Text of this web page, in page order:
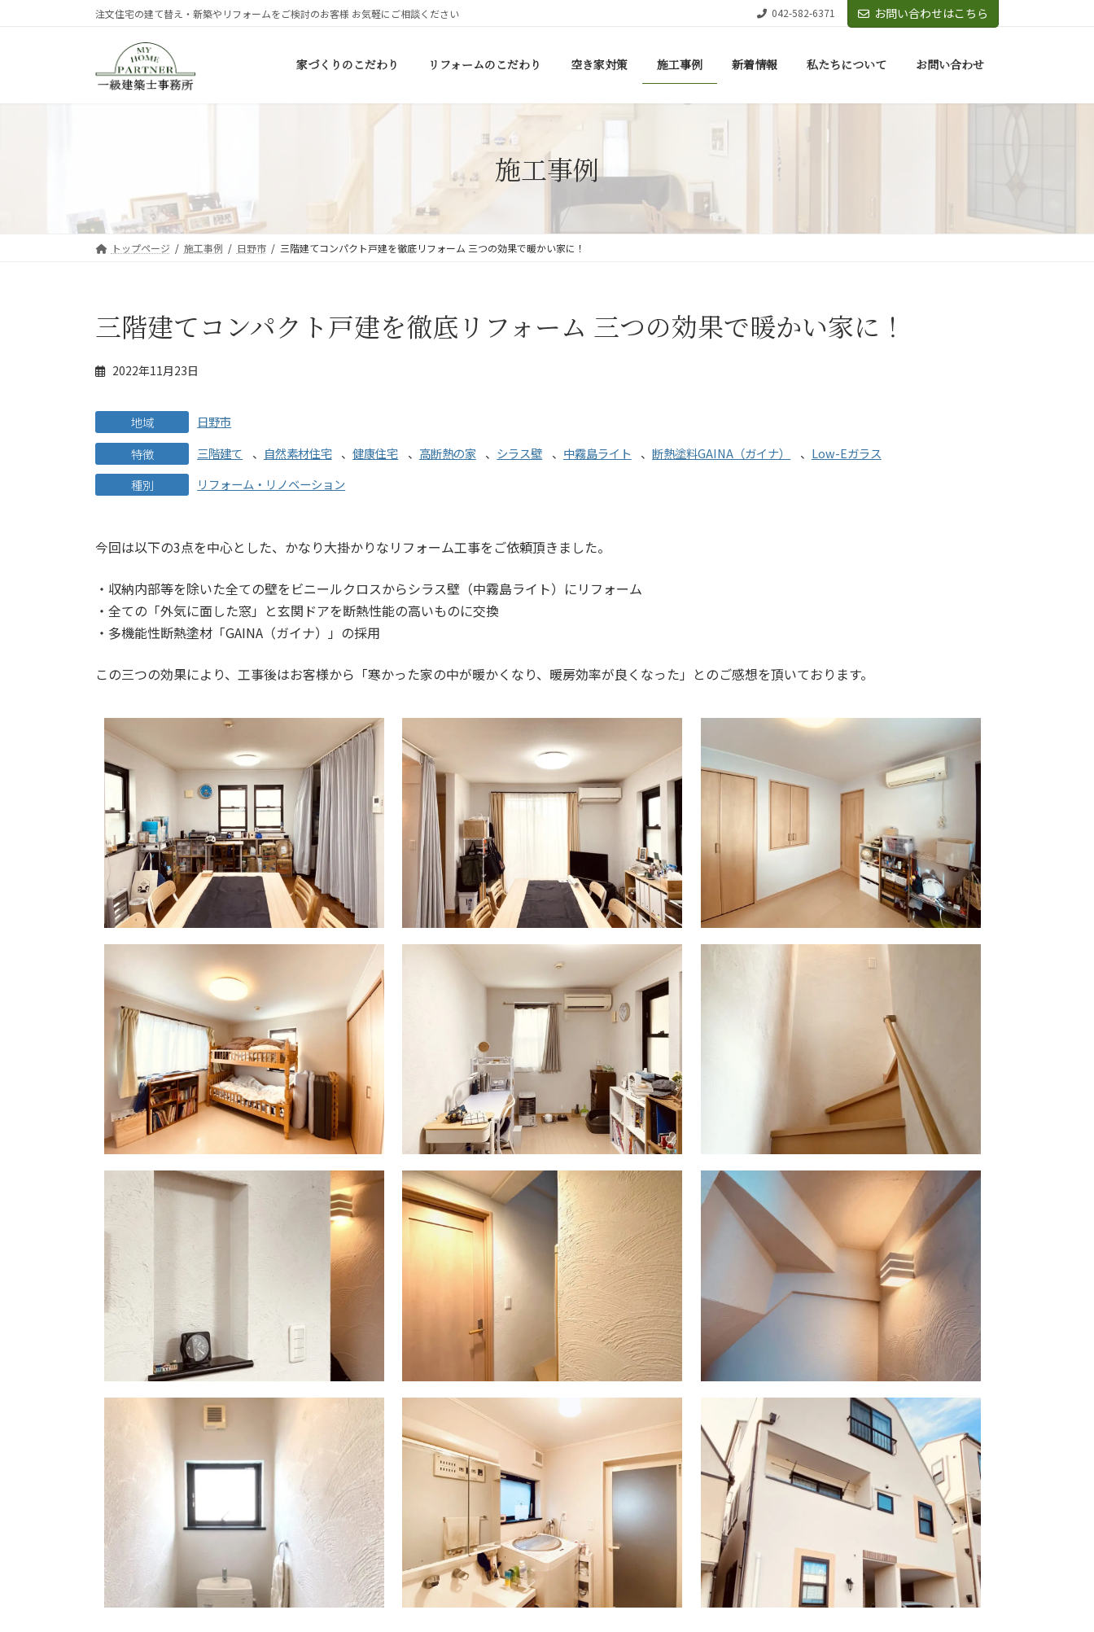
注文住宅の建て替え・新築やリフォームをご検討のお客様 お気軽にご相談ください 042-582-6371 お問い合わせはこちら
家づくりのこだわり リフォームのこだわり 空き家対策 施工事例 新着情報 私たちについて お問い合わせ
施工事例
トップページ 施工事例 日野市 三階建てコンパクト戸建を徹底リフォーム 三つの効果で暖かい家に！
三階建てコンパクト戸建を徹底リフォーム 三つの効果で暖かい家に！
2022年11月23日
地域
日野市
特徴
三階建て 、 自然素材住宅 、健康住宅 、 高断熱の家 、 シラス壁 、 中霧島ライト 、断熱塗料GAINA（ガイナ） 、 Low-Eガラス
種別
リフォーム・リノベーション
今回は以下の3点を中心とした、かなり大掛かりなリフォーム工事をご依頼頂きました。
・収納内部等を除いた全ての壁をビニールクロスからシラス壁（中霧島ライト）にリフォーム
・全ての「外気に面した窓」と玄関ドアを断熱性能の高いものに交換
・多機能性断熱塗材「GAINA（ガイナ）」の採用
この三つの効果により、工事後はお客様から「寒かった家の中が暖かくなり、暖房効率が良くなった」とのご感想を頂いております。